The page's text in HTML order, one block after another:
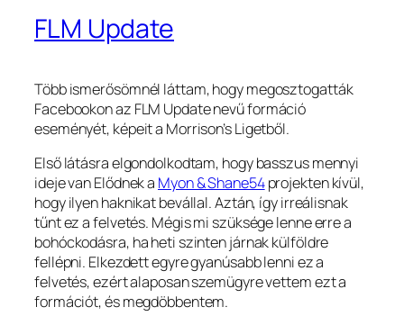
FLM Update
Több ismerősömnél láttam, hogy megosztogatták
Facebookon az FLM Update nevű formáció
eseményét, képeit a Morrison’s Ligetből.
Első látásra elgondolkodtam, hogy basszus mennyi
ideje van Elődnek a Myon & Shane54projekten kívül,
hogy ilyen haknikat bevállal. Aztán, így irreálisnak
tűnt ez a felvetés. Mégis mi szüksége lenne erre a
bohóckodásra, ha heti szinten járnak külföldre
fellépni. Elkezdett egyre gyanúsabb lenni ez a
felvetés, ezért alaposan szemügyre vettem ezt a
formációt, és megdöbbentem.